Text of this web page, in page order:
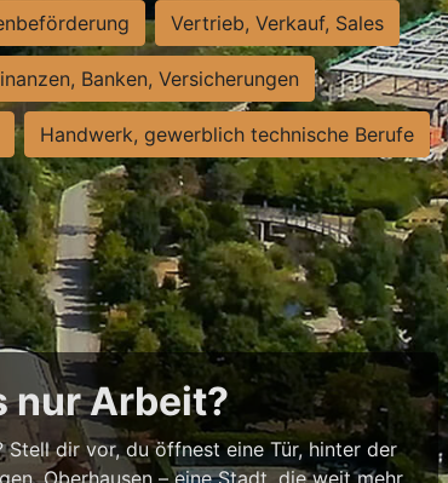
Vertrieb, Verkauf, Sales
Banken, Versicherungen
Handwerk, gewerblich technische Berufe
nur Arbeit?
dir vor, du öffnest eine Tür, hinter der